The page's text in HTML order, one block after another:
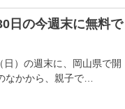
日の今週末に無料で
）の週末に、岡山県で開
なかから、親子で…